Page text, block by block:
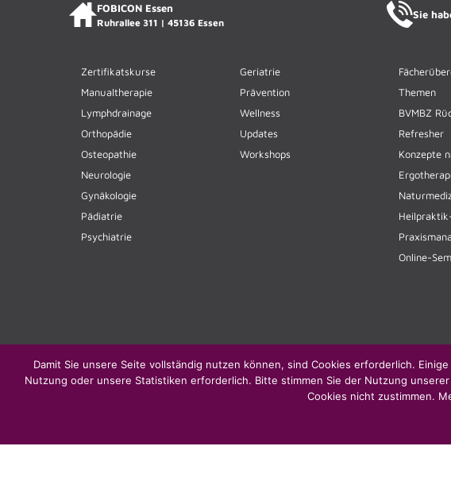
FOBICON Essen
Ruhrallee 311 | 45136 Essen
Sie
Zertifikatskurse
Manualtherapie
Lymphdrainage
Orthopädie
Osteopathie
Neurologie
Gynäkologie
Pädiatrie
Psychiatrie
Geriatrie
Prävention
Wellness
Updates
Workshops
Themen
BVMBZ
Refresher
Konzepte
Online-
Damit Sie unsere Seite vollständig nutzen können, sind Cookies erforderlich.
Nutzung oder unsere Statistiken erforderlich. Bitte stimmen Sie der Nutzung
Cookies nicht zustimmen.